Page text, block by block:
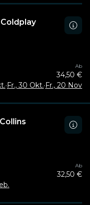
Ab
34,50 €
·Fr., 30 Okt.·Fr., 20 Nov.
Ab
32,50 €